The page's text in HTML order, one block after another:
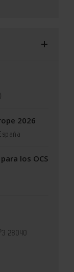
2026
los OCS
28040